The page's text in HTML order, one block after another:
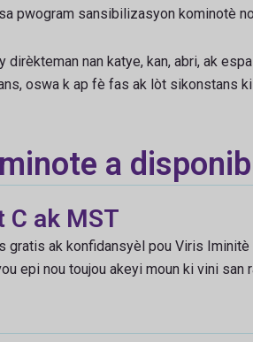
pwogram sansibilizasyon kominotè
dirèkteman nan katye, kan, abri, ak
oswa k ap fè fas ak lòt sikonstans
a disponib
C ak MST
gratis ak konfidansyèl pou Viris
epi nou toujou akeyi moun ki vini